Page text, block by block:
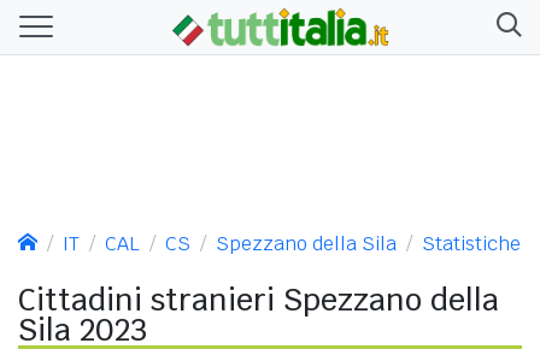
IT CAL CS Spezzano della Sila Statistiche
Cittadini stranieri Spezzano della
Sila 2023